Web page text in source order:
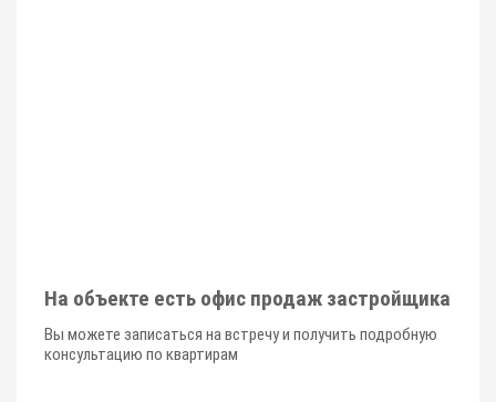
На объекте есть офис продаж застройщика
Вы можете записаться на встречу и получить подробную
консультацию по квартирам